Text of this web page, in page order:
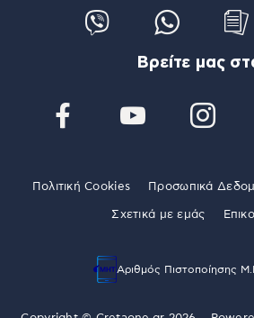
Βρείτε μας
Πολιτική Cookies Προσωπικά
Σχετικά με εμάς
Αριθμός Πιστοποίησης